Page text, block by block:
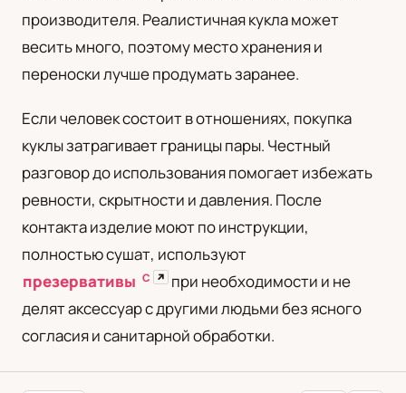
производителя. Реалистичная кукла может
весить много, поэтому место хранения и
переноски лучше продумать заранее.
Если человек состоит в отношениях, покупка
куклы затрагивает границы пары. Честный
разговор до использования помогает избежать
ревности, скрытности и давления. После
контакта изделие моют по инструкции,
полностью сушат, используют
презервативы С ↗ при необходимости и не
делят аксессуар с другими людьми без ясного
согласия и санитарной обработки.